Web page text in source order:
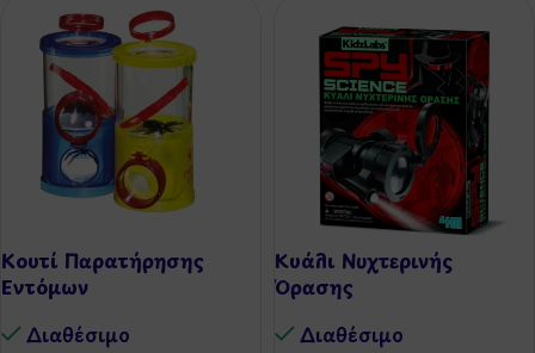
Κουτί Παρατήρησης
Εντόμων
Διαθέσιμo
Κυάλι Νυχτερινής
Όρασης
Διαθέσιμo